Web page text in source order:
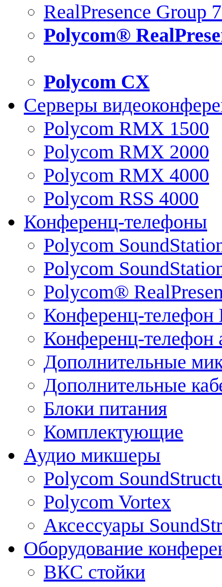
RealPresence Group
Polycom®
Polycom CX
Серверы
Polycom RMX 1500
Polycom RMX 2000
Polycom RMX 4000
Polycom RSS 4000
Конференц-телефоны
Polycom
Polycom
Polycom®
Конференц-телефон
Конференц-телефон
Дополнительные
Дополнительные
Блоки питания
Комплектующие
Аудио микшеры
Polycom
Polycom Vortex
Аксессуары
Оборудование
ВКС стойки